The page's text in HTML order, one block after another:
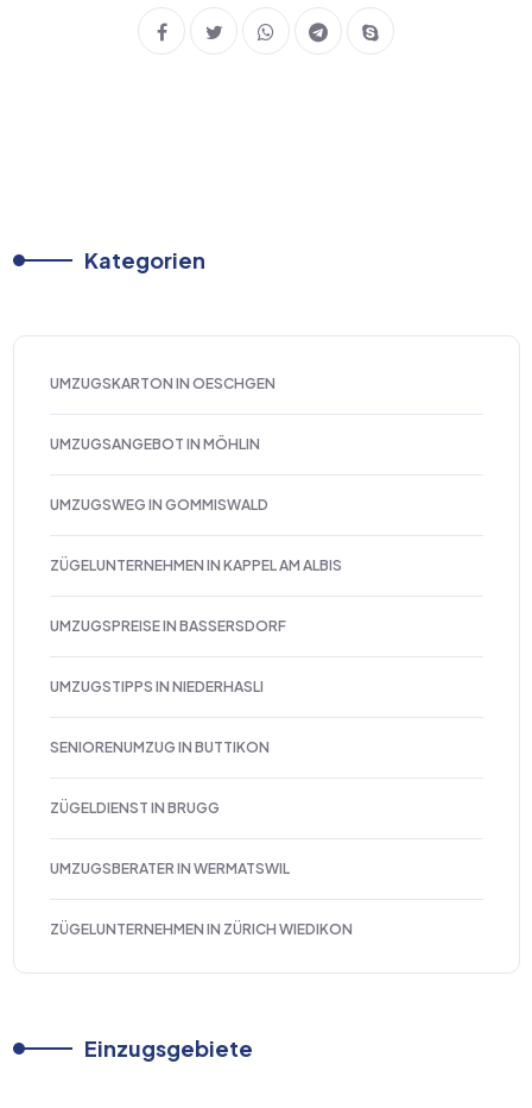
Kategorien
UMZUGSKARTON IN OESCHGEN
UMZUGSANGEBOT IN MÖHLIN
UMZUGSWEG IN GOMMISWALD
ZÜGELUNTERNEHMEN IN KAPPEL AM ALBIS
UMZUGSPREISE IN BASSERSDORF
UMZUGSTIPPS IN NIEDERHASLI
SENIORENUMZUG IN BUTTIKON
ZÜGELDIENST IN BRUGG
UMZUGSBERATER IN WERMATSWIL
ZÜGELUNTERNEHMEN IN ZÜRICH WIEDIKON
Einzugsgebiete